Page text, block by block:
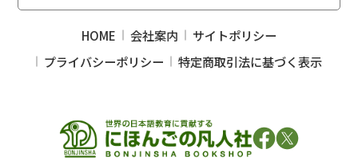
HOME 会社案内
サイトポリシー
プライバシーポリシー
特定商取引法に基づく表示